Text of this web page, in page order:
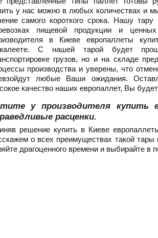
у нас можно в любых количествах и
самого короткого срока. Нашу
пищевой продукции и
в Киеве европаллеты
С нашей тарой будет
грузов, но и на складе
производства и уверены, что
любые Ваши ожидания.
качество наших европаллет, Вы
у производителя купить
расценки.
решение купить в Киеве
о всех преимуществах такой
драгоценного времени и выбирайте